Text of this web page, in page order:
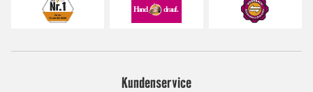
Kundenservice